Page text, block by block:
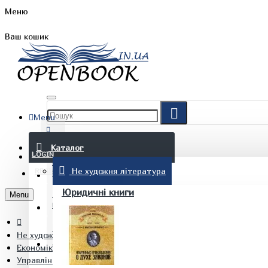
Меню
Ваш кошик
БЛОГ
КОНТАКТИ
(097) 015 28 90
Menu
Каталог
Не художня література
Юридичні книги
LOGIN
REGISTER
Menu
Не художня література
Економіка. Фінанси. Реклама
Управління. Менеджмент